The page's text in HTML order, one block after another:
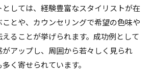
しては、経験豊富なスタイリストが在
とや、カウンセリングで希望の色味や
ることが挙げられます。成功例として
がアップし、周囲から若々しく見られ
く寄せられています。